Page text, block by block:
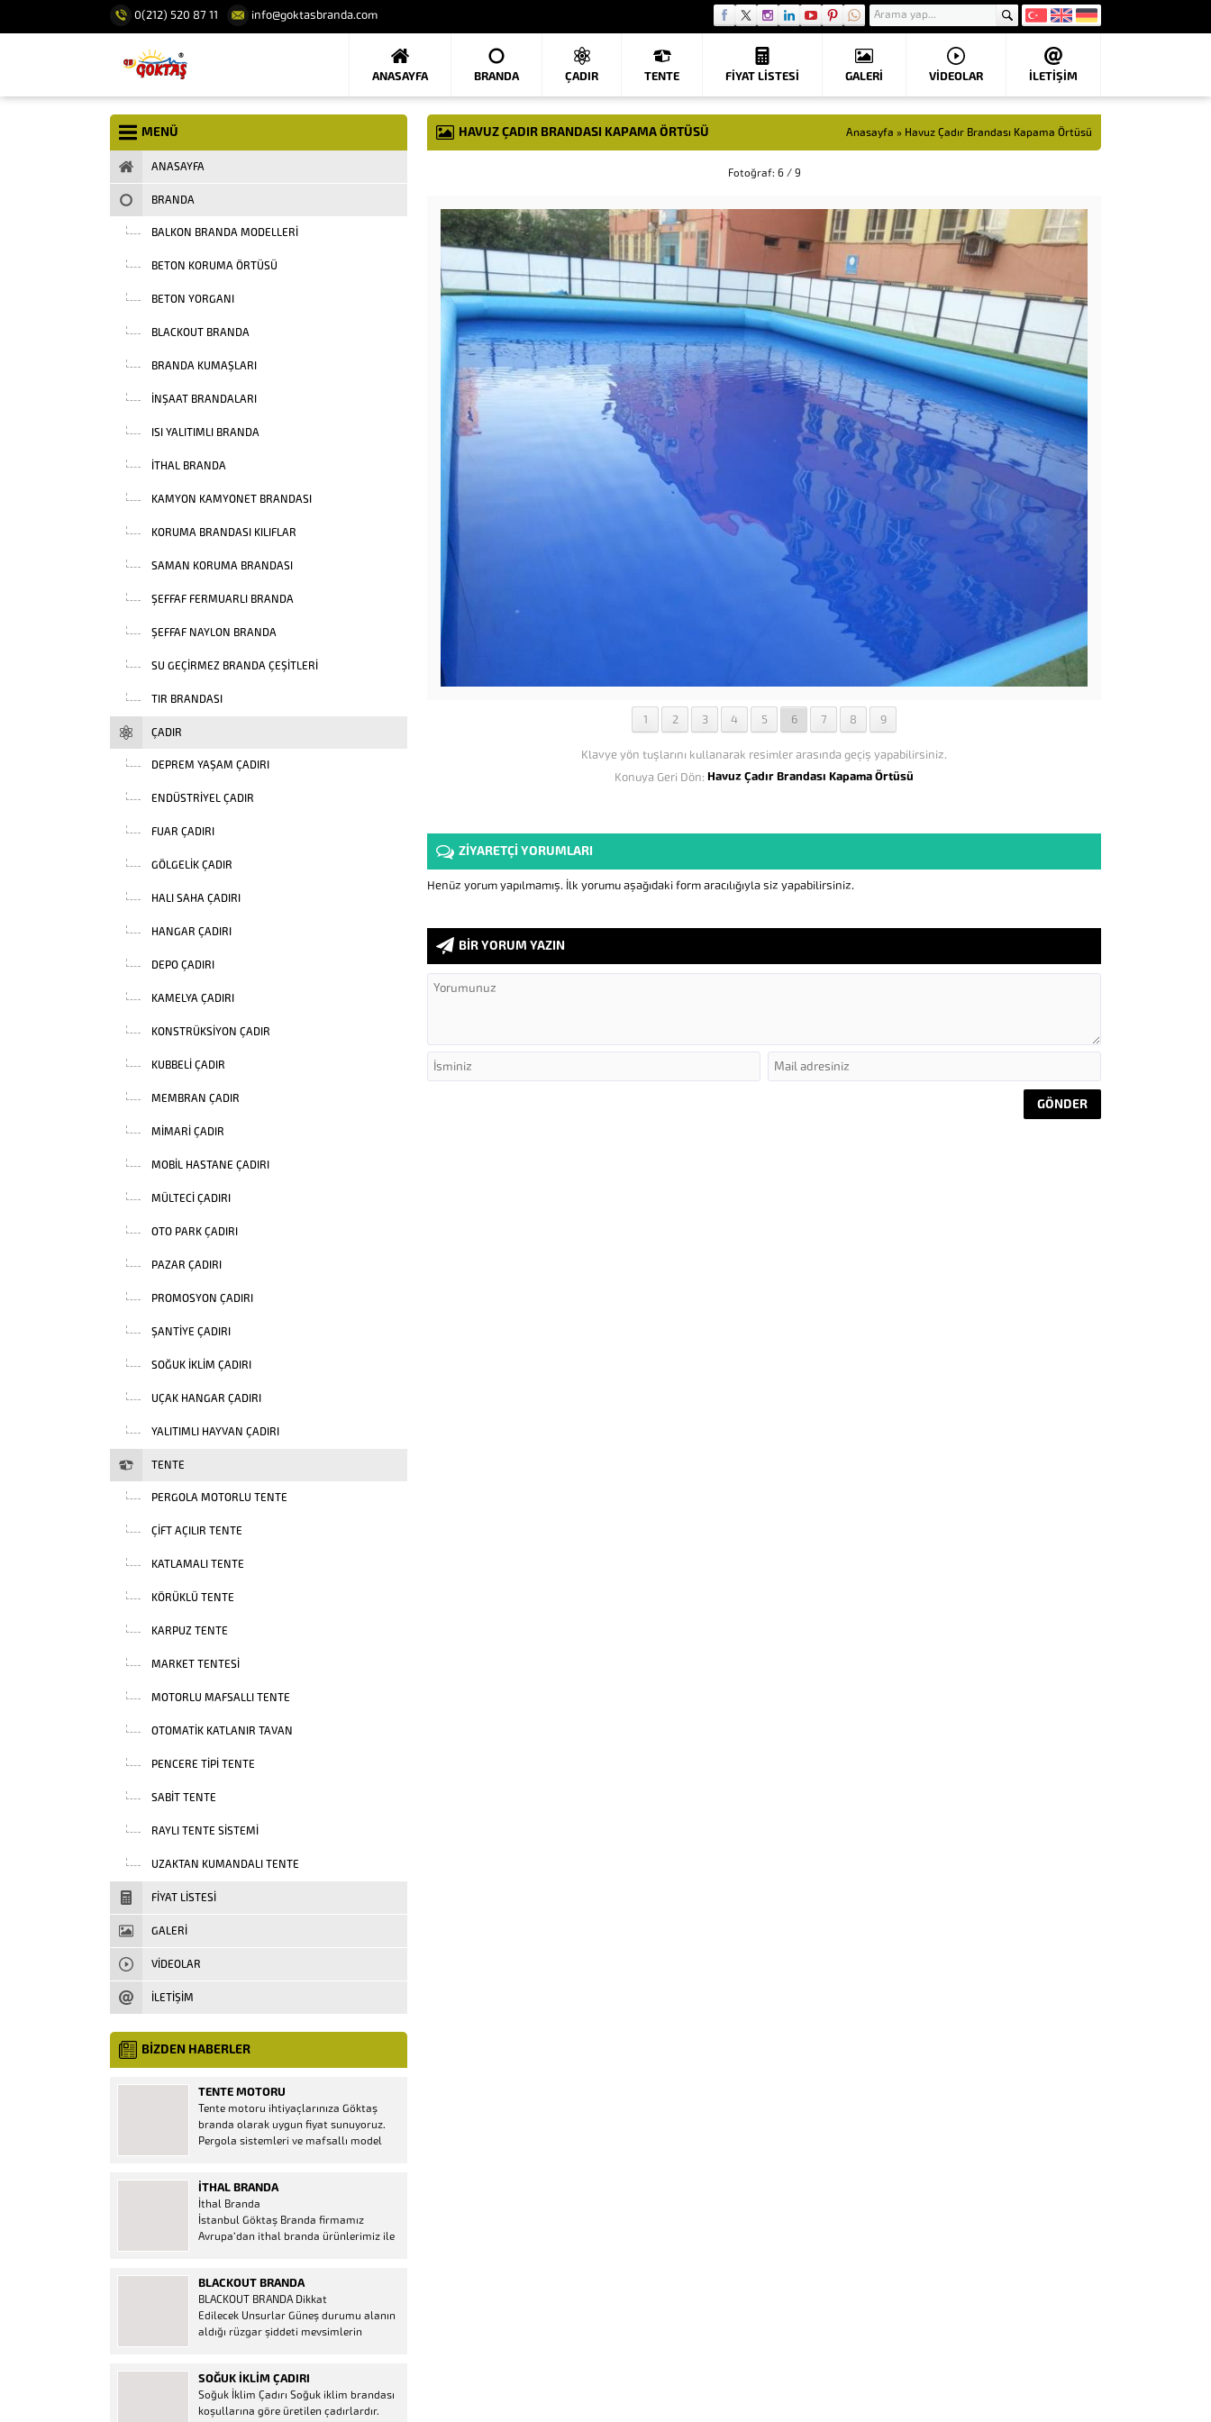
0(212) 520 87 11 info@goktasbranda.com
ANASAYFA BRANDA ÇADIR TENTE FIYAT LISTESI GALERİ VIDEOLAR İLETİŞİM
HAVUZ ÇADIR BRANDASI KAPAMA ÖRTÜSÜ Anasayfa » Havuz Çadır Brandası Kapama Örtüsü
Fotoğraf: 6 / 9
1 2 3 4 5 6 7 8 9
Klavye yön tuşlarını kullanarak resimler arasında geçiş yapabilirsiniz.
Konuya Geri Dön: Havuz Çadır Brandası Kapama Örtüsü
ZİYARETÇİ YORUMLARI
Henüz yorum yapılmamış. İlk yorumu aşağıdaki form aracılığıyla siz yapabilirsiniz.
BİR YORUM YAZIN
MENÜ
ANASAYFA
BRANDA
BALKON BRANDA MODELLERI
BETON KORUMA ÖRTÜSÜ
BETON YORGANI
BLACKOUT BRANDA
BRANDA KUMAŞLARI
INŞAAT BRANDALARI
ISI YALITIMLI BRANDA
İTHAL BRANDA
KAMYON KAMYONET BRANDASI
KORUMA BRANDASI KILIFLAR
SAMAN KORUMA BRANDASI
ŞEFFAF FERMUARLI BRANDA
ŞEFFAF NAYLON BRANDA
SU GEÇIRMEZ BRANDA ÇEŞITLERI
TIR BRANDASI
ÇADIR
DEPREM YAŞAM ÇADIRI
ENDÜSTRIYEL ÇADIR
FUAR ÇADIRI
GÖLGELIK ÇADIR
HALI SAHA ÇADIRI
HANGAR ÇADIRI
DEPO ÇADIRI
KAMELYA ÇADIRI
KONSTRÜKSIYON ÇADIR
KUBBELI ÇADIR
MEMBRAN ÇADIR
MIMARI ÇADIR
MOBIL HASTANE ÇADIRI
MÜLTECI ÇADIRI
OTO PARK ÇADIRI
PAZAR ÇADIRI
PROMOSYON ÇADIRI
ŞANTIYE ÇADIRI
SOĞUK İKLIM ÇADIRI
UÇAK HANGAR ÇADIRI
YALITIMLI HAYVAN ÇADIRI
TENTE
PERGOLA MOTORLU TENTE
ÇIFT AÇILIR TENTE
KATLAMALI TENTE
KÖRÜKLÜ TENTE
KARPUZ TENTE
MARKET TENTESI
MOTORLU MAFSALLI TENTE
OTOMATIK KATLANIR TAVAN
PENCERE TIPI TENTE
SABIT TENTE
RAYLI TENTE SISTEMI
UZAKTAN KUMANDALI TENTE
FIYAT LISTESI
GALERİ
VIDEOLAR
İLETİŞİM
BİZDEN HABERLER
TENTE MOTORU
Tente motoru ihtiyaçlarınıza Göktaş
branda olarak uygun fiyat sunuyoruz.
Pergola sistemleri ve mafsallı model
mevcuttur. Kumanda ve diğer aparatlar
firmamızda mevcuttur.
İTHAL BRANDA
İthal Branda
İstanbul Göktaş Branda firmamız
Avrupa’dan ithal branda ürünlerimiz ile
Ürün Al dükkanı ürünleri peşin fiyatına
bol taksitle Göktaş Branda Çeşitleri
Adresinde, 1.kalite ithal ürün ne demek
Brandacı sektöründe faaliyet gösteren,
BLACKOUT BRANDA
BLACKOUT BRANDA Dikkat
Edilecek Unsurlar Güneş durumu alanın
aldığı rüzgar şiddeti mevsimlerin
düşünmeniz gereken bir kaç faktörden
biridir. Türkiye’nin lider Branda markası
Göktaş Branda, Hazine ve Maliye Bakanı
SOĞUK İKLIM ÇADIRI
Soğuk İklim Çadırı Soğuk iklim brandası
koşullarına göre üretilen çadırlardır.